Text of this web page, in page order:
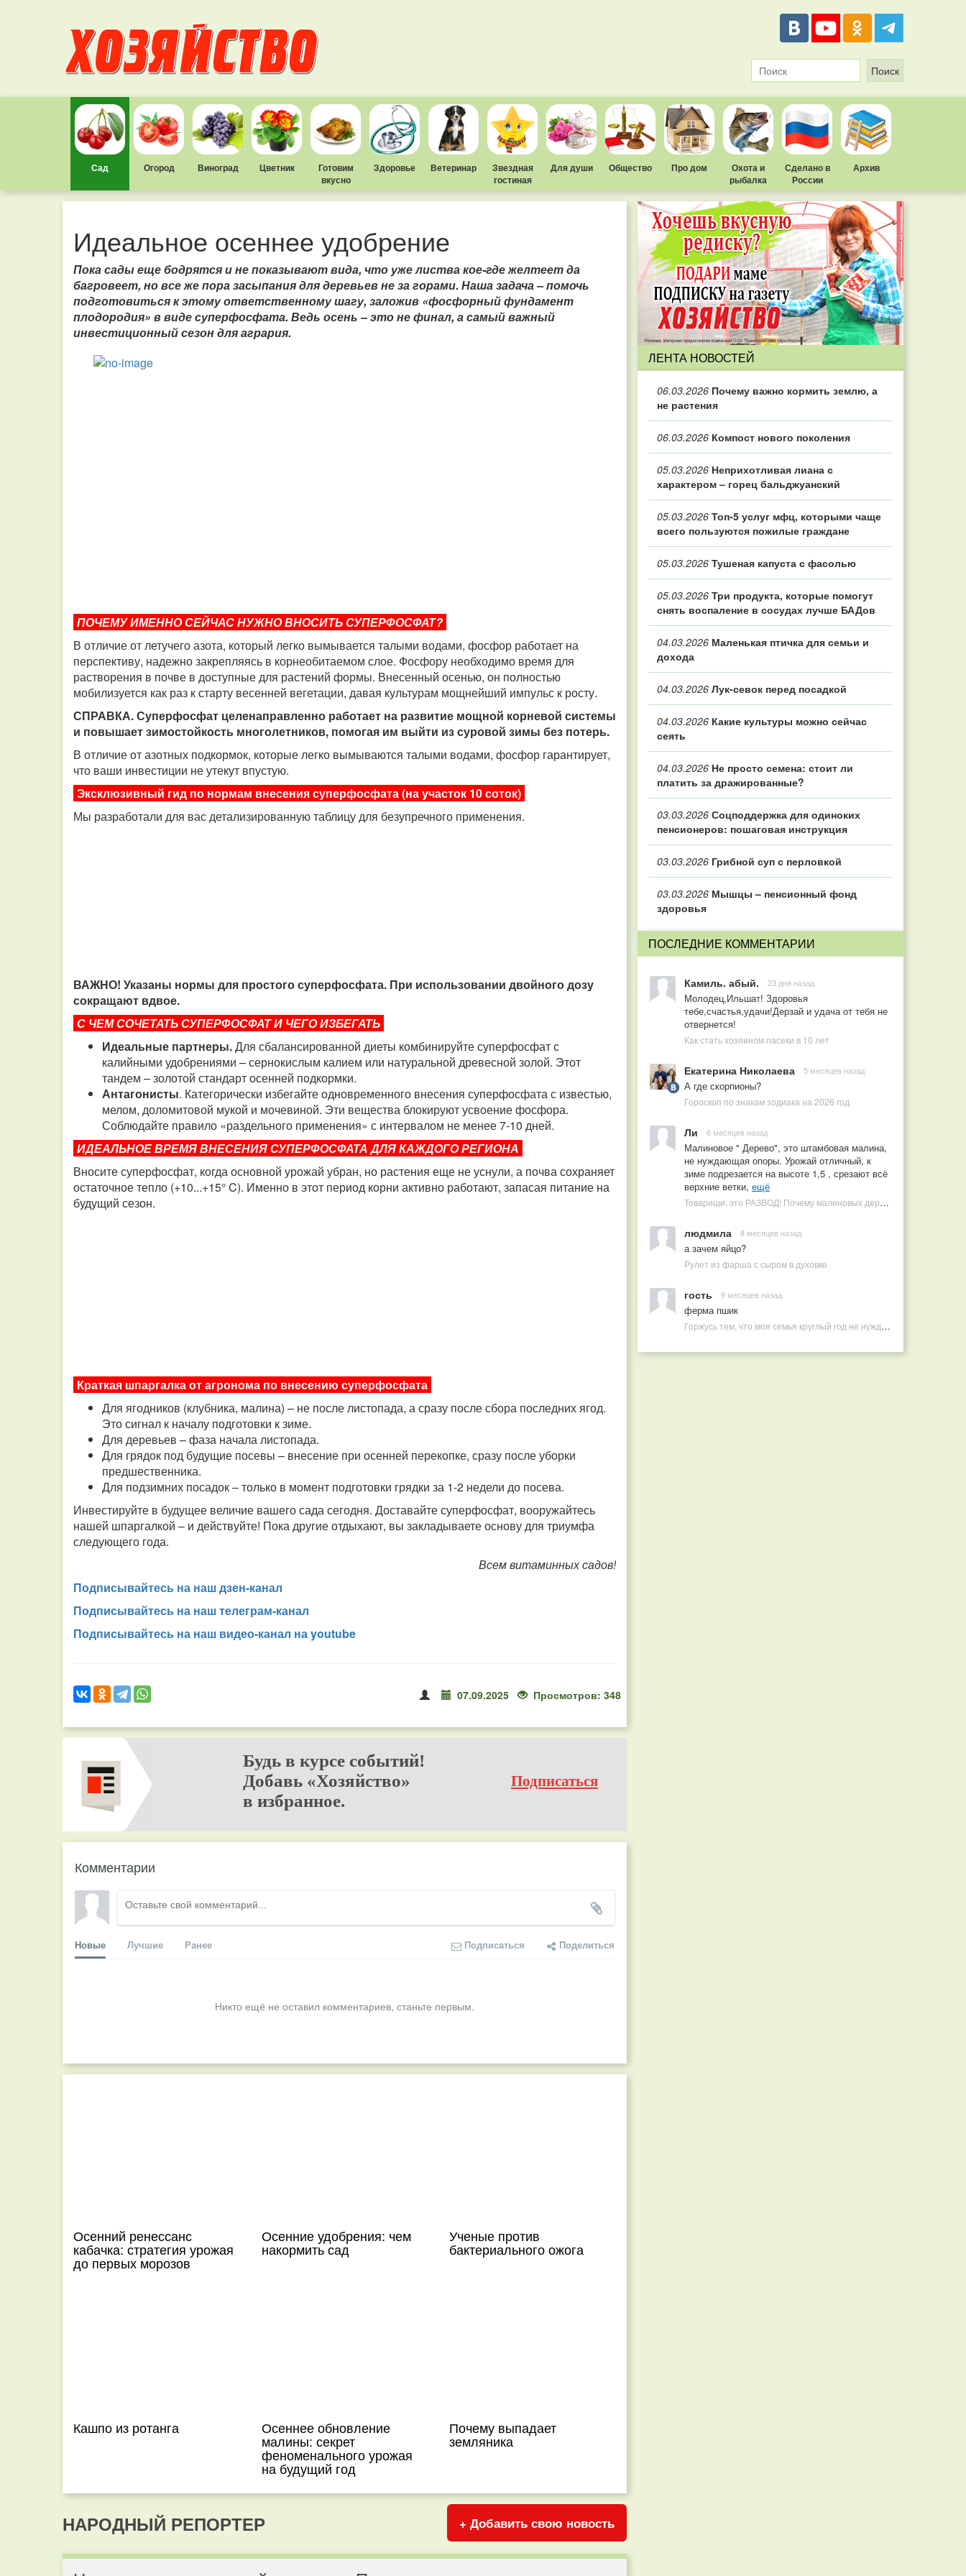
Сад Огород Виноград Цветник
Готовим
вкусно
Здоровье Ветеринар
Звездная
гостиная
Для души Общество Про дом
Охота и
рыбалка
Сделано в
России
Архив
Идеальное осеннее удобрение
Пока сады еще бодрятся и не показывают вида, что уже листва кое-где желтеет да
багровеет, но все же пора засыпания для деревьев не за горами. Наша задача – помочь
подготовиться к этому ответственному шагу, заложив «фосфорный фундамент
плодородия» в виде суперфосфата. Ведь осень – это не финал, а самый важный
инвестиционный сезон для агрария.
ПОЧЕМУ ИМЕННО СЕЙЧАС НУЖНО ВНОСИТЬ СУПЕРФОСФАТ?
В отличие от летучего азота, который легко вымывается талыми водами, фосфор работает на
перспективу, надежно закрепляясь в корнеобитаемом слое. Фосфору необходимо время для
растворения в почве в доступные для растений формы. Внесенный осенью, он полностью
мобилизуется как раз к старту весенней вегетации, давая культурам мощнейший импульс к росту.
СПРАВКА. Суперфосфат целенаправленно работает на развитие мощной корневой системы
и повышает зимостойкость многолетников, помогая им выйти из суровой зимы без потерь.
В отличие от азотных подкормок, которые легко вымываются талыми водами, фосфор гарантирует,
что ваши инвестиции не утекут впустую.
Эксклюзивный гид по нормам внесения суперфосфата (на участок 10 соток)
Мы разработали для вас детализированную таблицу для безупречного применения.
ВАЖНО! Указаны нормы для простого суперфосфата. При использовании двойного дозу
сокращают вдвое.
С ЧЕМ СОЧЕТАТЬ СУПЕРФОСФАТ И ЧЕГО ИЗБЕГАТЬ
Идеальные партнеры.Для сбалансированной диеты комбинируйте суперфосфат с
калийными удобрениями – сернокислым калием или натуральной древесной золой. Этот
тандем – золотой стандарт осенней подкормки.
Антагонисты. Категорически избегайте одновременного внесения суперфосфата с известью,
мелом, доломитовой мукой и мочевиной. Эти вещества блокируют усвоение фосфора.
Соблюдайте правило «раздельного применения» с интервалом не менее 7-10 дней.
ИДЕАЛЬНОЕ ВРЕМЯ ВНЕСЕНИЯ СУПЕРФОСФАТА ДЛЯ КАЖДОГО РЕГИОНА​​​​​​​
Вносите суперфосфат, когда основной урожай убран, но растения еще не уснули, а почва сохраняет
остаточное тепло (+10...+15° C). Именно в этот период корни активно работают, запасая питание на
будущий сезон.
Краткая шпаргалка от агронома по внесению суперфосфата
Для ягодников (клубника, малина) – не после листопада, а сразу после сбора последних ягод.
Это сигнал к началу подготовки к зиме.
Для деревьев – фаза начала листопада.
Для грядок под будущие посевы – внесение при осенней перекопке, сразу после уборки
предшественника.
Для подзимних посадок – только в момент подготовки грядки за 1-2 недели до посева.
Инвестируйте в будущее величие вашего сада сегодня. Доставайте суперфосфат, вооружайтесь
нашей шпаргалкой – и действуйте! Пока другие отдыхают, вы закладываете основу для триумфа
следующего года.
Всем витаминных садов!
Подписывайтесь на наш дзен-канал
Подписывайтесь на наш телеграм-канал
Подписывайтесь на наш видео-канал на youtube
07.09.2025 Просмотров: 348
Будь в курсе событий!
Добавь «Хозяйство»
в избранное.
Подписаться
Комментарии
Новые Лучшие Ранее Подписаться Поделиться
Никто ещё не оставил комментариев, станьте первым.
Осенний ренессанс
кабачка: стратегия урожая
до первых морозов
Осенние удобрения: чем
накормить сад
Ученые против
бактериального ожога
Кашпо из ротанга Осеннее обновление
малины: секрет
феноменального урожая
на будущий год
Почему выпадает
земляника
НАРОДНЫЙ РЕПОРТЕР + Добавить свою новость
ЛЕНТА НОВОСТЕЙ
06.03.2026 Почему важно кормить землю, а
не растения
06.03.2026 Компост нового поколения
05.03.2026 Неприхотливая лиана с
характером – горец бальджуанский
05.03.2026 Топ‑5 услуг мфц, которыми чаще
всего пользуются пожилые граждане
05.03.2026 Тушеная капуста с фасолью
05.03.2026 Три продукта, которые помогут
снять воспаление в сосудах лучше БАДов
04.03.2026 Маленькая птичка для семьи и
дохода
04.03.2026 Лук-севок перед посадкой
04.03.2026 Какие культуры можно сейчас
сеять
04.03.2026 Не просто семена: стоит ли
платить за дражированные?
03.03.2026 Соцподдержка для одиноких
пенсионеров: пошаговая инструкция
03.03.2026 Грибной суп с перловкой
03.03.2026 Мышцы – пенсионный фонд
здоровья
ПОСЛЕДНИЕ КОММЕНТАРИИ
Камиль. абый. 23 дня назад
Молодец,Ильшат! Здоровья
тебе,счастья,удачи!Дерзай и удача от тебя не
отвернется!
Как стать хозяином пасеки в 10 лет
Екатерина Николаева 5 месяцев назад
А где скорпионы?
Гороскоп по знакам зодиака на 2026 год
Ли 6 месяцев назад
Малиновое " Дерево", это штамбовая малина,
не нуждающая опоры. Урожай отличный, к
зиме подрезается на высоте 1,5 , срезают всё
верхние ветки, ещё
Товарищи, это РАЗВОД! Почему малиновых деревьев не бывает, или Как ушлые продавцы наживаются на мечтах садоводов
людмила 8 месяцев назад
а зачем яйцо?
Рулет из фарша с сыром в духовке
гость 9 месяцев назад
ферма пшик
Горжусь тем, что моя семья круглый год не нуждается в покупных витаминах